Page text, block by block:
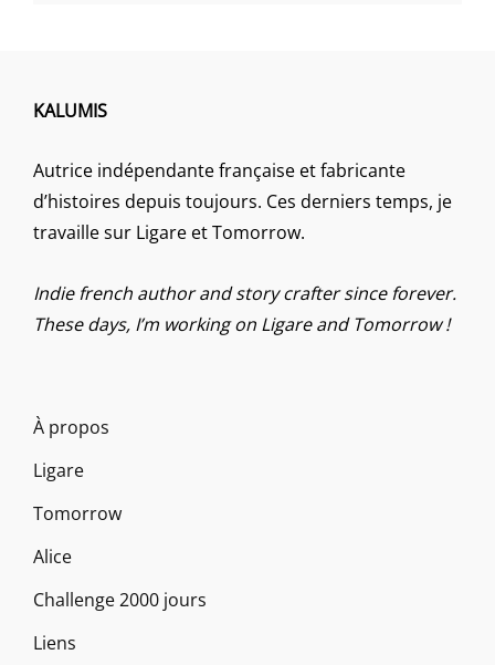
KALUMIS
Autrice indépendante française et fabricante
d’histoires depuis toujours. Ces derniers temps, je
travaille sur Ligare et Tomorrow.
Indie french author and story crafter since forever.
These days, I’m working on Ligare and Tomorrow !
À propos
Ligare
Tomorrow
Alice
Challenge 2000 jours
Liens